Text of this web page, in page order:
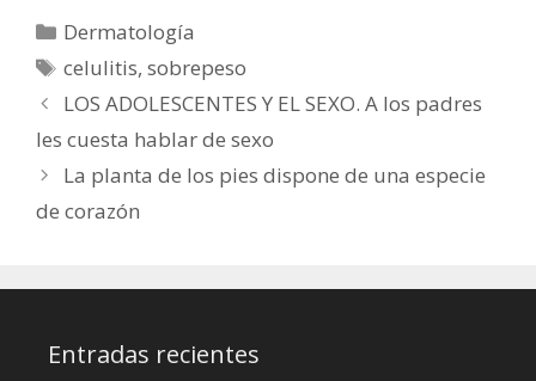
camas solares
Categorías
Dermatología
Etiquetas
celulitis,sobrepeso
LOS ADOLESCENTES Y EL SEXO. A los padres
les cuesta hablar de sexo
La planta de los pies dispone de una especie
de corazón
Entradas recientes